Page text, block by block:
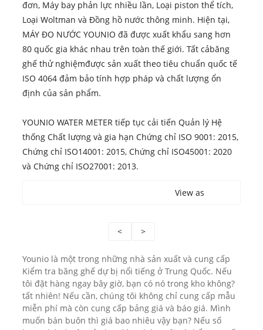
đơn, Máy bay phản lực nhiều lần, Loại piston thể tích,
Loại Woltman và Đồng hồ nước thông minh. Hiện tại,
MÁY ĐO NƯỚC YOUNIO đã được xuất khẩu sang hơn
80 quốc gia khác nhau trên toàn thế giới. Tất cảbăng
ghế thử nghiệmđược sản xuất theo tiêu chuẩn quốc tế
ISO 4064 đảm bảo tính hợp pháp và chất lượng ổn
định của sản phẩm.
YOUNIO WATER METER tiếp tục cải tiến Quản lý Hệ
thống Chất lượng và gia hạn Chứng chỉ ISO 9001: 2015,
Chứng chỉ ISO14001: 2015, Chứng chỉ ISO45001: 2020
và Chứng chỉ ISO27001: 2013.
View as
< >
Younio là một trong những nhà sản xuất và cung cấp
Kiểm tra băng ghế dự bị nổi tiếng ở Trung Quốc. Nếu
tôi đặt hàng ngay bây giờ, bạn có nó trong kho không?
tất nhiên! Nếu cần, chúng tôi không chỉ cung cấp mẫu
miễn phí mà còn cung cấp bảng giá và báo giá. Mình
muốn bán buôn thì giá bao nhiêu vậy bạn? Nếu số